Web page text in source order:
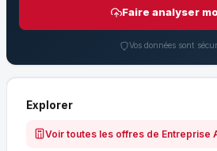
Faire analyser
Vos données sont
Explorer
Voir toutes les offres de Entreprise